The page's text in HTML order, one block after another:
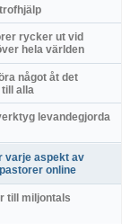
rycker ut vid
hela världen
något åt det
alla
levandegjorda
varje aspekt av
online
till miljontals